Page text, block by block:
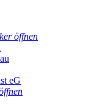
öffnen
eG